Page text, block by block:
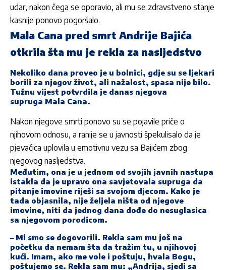
udar, nakon čega se oporavio, ali mu se zdravstveno stanje
kasnije ponovo pogoršalo.
Mala Cana pred smrt Andrije Bajića
otkrila šta mu je rekla za nasljedstvo
Nekoliko dana proveo je u bolnici, gdje su se ljekari
borili za njegov život, ali nažalost, spasa nije bilo.
Tužnu vijest potvrdila je danas njegova
supruga Mala Cana.
Nakon njegove smrti ponovo su se pojavile priče o
njihovom odnosu, a ranije se u javnosti špekulisalo da je
pjevačica uplovila u emotivnu vezu sa Bajićem zbog
njegovog nasljedstva.
Međutim, ona je u jednom od svojih javnih nastupa
istakla da je upravo ona savjetovala supruga da
pitanje imovine riješi sa svojom djecom. Kako je
tada objasnila, nije željela ništa od njegove
imovine, niti da jednog dana dođe do nesuglasica
sa njegovom porodicom.
– Mi smo se dogovorili. Rekla sam mu još na
početku da nemam šta da tražim tu, u njihovoj
kući. Imam, ako me vole i poštuju, hvala Bogu,
poštujemo se. Rekla sam mu: „Andrija, sjedi sa